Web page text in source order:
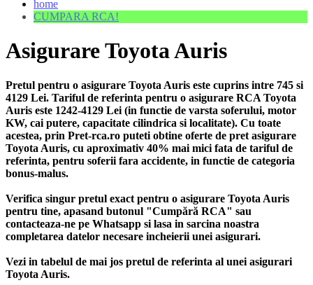
home
CUMPARA RCA!
Asigurare Toyota Auris
Pretul pentru o asigurare Toyota Auris este cuprins intre 745 si
4129 Lei. Tariful de referinta pentru o asigurare RCA Toyota
Auris este 1242-4129 Lei (in functie de varsta soferului, motor
KW, cai putere, capacitate cilindrica si localitate). Cu toate
acestea, prin Pret-rca.ro puteti obtine oferte de pret asigurare
Toyota Auris, cu aproximativ 40% mai mici fata de tariful de
referinta, pentru soferii fara accidente, in functie de categoria
bonus-malus.
Verifica singur pretul exact pentru o asigurare Toyota Auris
pentru tine, apasand butonul "Cumpără RCA" sau
contacteaza-ne pe Whatsapp si lasa in sarcina noastra
completarea datelor necesare incheierii unei asigurari.
Vezi in tabelul de mai jos pretul de referinta al unei asigurari
Toyota Auris.